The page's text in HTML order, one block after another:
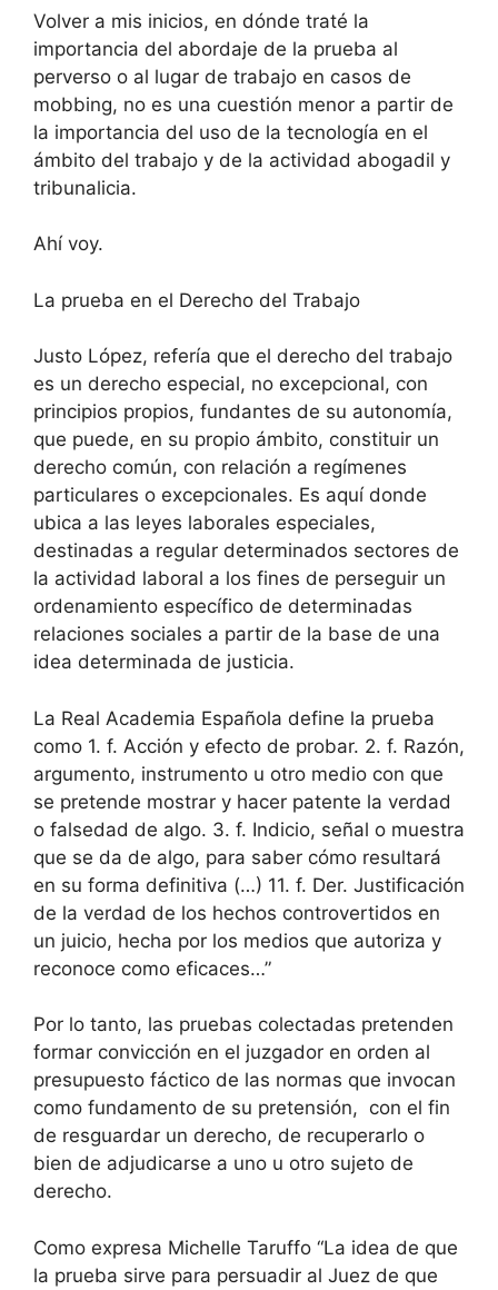
Volver a mis inicios, en dónde traté la
importancia del abordaje de la prueba al
perverso o al lugar de trabajo en casos de
mobbing, no es una cuestión menor a partir de
la importancia del uso de la tecnología en el
ámbito del trabajo y de la actividad abogadil y
tribunalicia.
Ahí voy.
La prueba en el Derecho del Trabajo
Justo López, refería que el derecho del trabajo
es un derecho especial, no excepcional, con
principios propios, fundantes de su autonomía,
que puede, en su propio ámbito, constituir un
derecho común, con relación a regímenes
particulares o excepcionales. Es aquí donde
ubica a las leyes laborales especiales,
destinadas a regular determinados sectores de
la actividad laboral a los fines de perseguir un
ordenamiento específico de determinadas
relaciones sociales a partir de la base de una
idea determinada de justicia.
La Real Academia Española define la prueba
como 1. f. Acción y efecto de probar. 2. f. Razón,
argumento, instrumento u otro medio con que
se pretende mostrar y hacer patente la verdad
o falsedad de algo. 3. f. Indicio, señal o muestra
que se da de algo, para saber cómo resultará
en su forma definitiva (…) 11. f. Der. Justificación
de la verdad de los hechos controvertidos en
un juicio, hecha por los medios que autoriza y
reconoce como eficaces…”
Por lo tanto, las pruebas colectadas pretenden
formar convicción en el juzgador en orden al
presupuesto fáctico de las normas que invocan
como fundamento de su pretensión, con el fin
de resguardar un derecho, de recuperarlo o
bien de adjudicarse a uno u otro sujeto de
derecho.
Como expresa Michelle Taruffo “La idea de que
la prueba sirve para persuadir al Juez de que